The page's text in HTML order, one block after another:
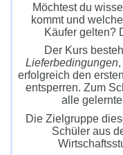
Möchtest du
kommt und
Käufer gelten?
Der Kurs
Lieferbedingungen,
erfolgreich den
entsperren. Zum
alle
Die Zielgruppe
Schüler aus